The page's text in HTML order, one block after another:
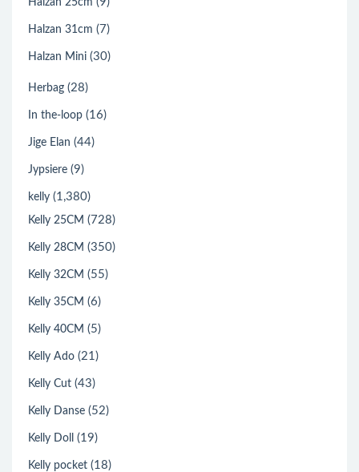
Halzan 25cm
Halzan 31cm (7)
Halzan Mini (30)
Herbag (28)
In the-loop (16)
Jige Elan (44)
Jypsiere (9)
kelly (1,380)
Kelly 25CM (728)
Kelly 28CM (350)
Kelly 32CM (55)
Kelly 35CM (6)
Kelly 40CM (5)
Kelly Ado (21)
Kelly Cut (43)
Kelly Danse (52)
Kelly Doll (19)
Kelly pocket (18)